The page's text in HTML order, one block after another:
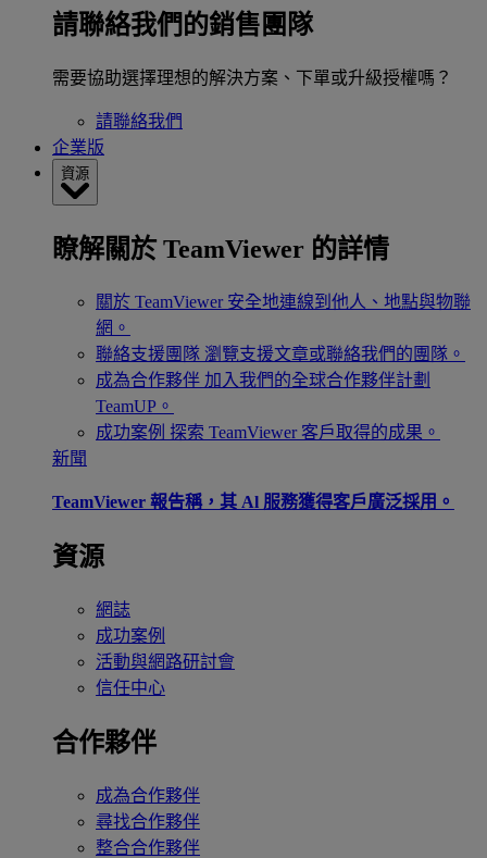
請聯絡我們的銷售團隊
需要協助選擇理想的解決方案、下單或升級授權嗎？
請聯絡我們
企業版
資源
瞭解關於 TeamViewer 的詳情
關於 TeamViewer 安全地連線到他人、地點與物聯
網。
聯絡支援團隊 瀏覽支援文章或聯絡我們的團隊。
成為合作夥伴 加入我們的全球合作夥伴計劃
TeamUP。
成功案例 探索 TeamViewer 客戶取得的成果。
新聞
TeamViewer 報告稱，其 Al 服務獲得客戶廣泛採用。
資源
網誌
成功案例
活動與網路研討會
信任中心
合作夥伴
成為合作夥伴
尋找合作夥伴
整合合作夥伴